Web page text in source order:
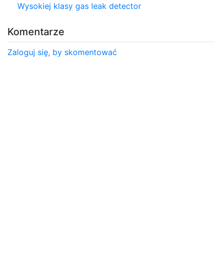
Wysokiej klasy gas leak detector
Komentarze
Zaloguj się, by skomentować